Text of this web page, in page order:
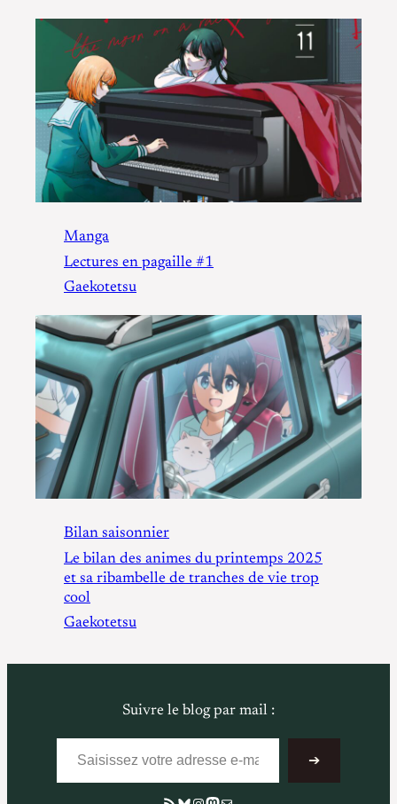
Manga
Lectures en pagaille #1
Gaekotetsu
Bilan saisonnier
Le bilan des animes du printemps 2025
et sa ribambelle de tranches de vie trop
cool
Gaekotetsu
Suivre le blog par mail :
Saisissez votre adresse e-mail…
➔